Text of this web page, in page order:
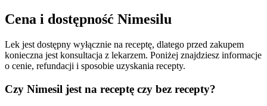
Cena i dostępność Nimesilu
Lek jest dostępny wyłącznie na receptę, dlatego przed zakupem
konieczna jest konsultacja z lekarzem. Poniżej znajdziesz informacje
o cenie, refundacji i sposobie uzyskania recepty.
Czy Nimesil jest na receptę czy bez recepty?